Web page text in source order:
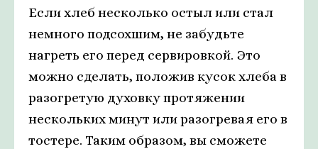
Если хлеб несколько остыл или стал
немного подсохшим, не забудьте
нагреть его перед сервировкой. Это
можно сделать, положив кусок хлеба в
разогретую духовку протяжении
нескольких минут или разогревая его в
тостере. Таким образом, вы сможете